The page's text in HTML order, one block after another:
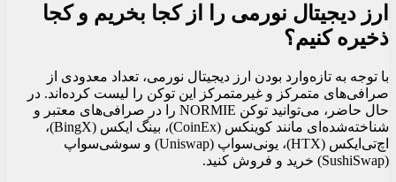
ارز دیجیتال نورمی را از کجا بخریم و کجا
ذخیره کنیم؟
با توجه به تازه‌وارد بودن ارز دیجیتال نورمی، تعداد معدودی از
صرافی‌های متمرکز و غیرمتمرکز این توکن را لیست کرده‌اند. در
حال حاضر، می‌توانید توکن NORMIE را در صرافی‌های معتبر و
شناخته‌شده‌ای مانند کوینکس (CoinEx)، بینگ ایکس (BingX)،
اچ‌تی‌ایکس (HTX)، یونی‌سواپ (Uniswap) و سوشی‌سواپ
(SushiSwap) خرید و فروش کنید.